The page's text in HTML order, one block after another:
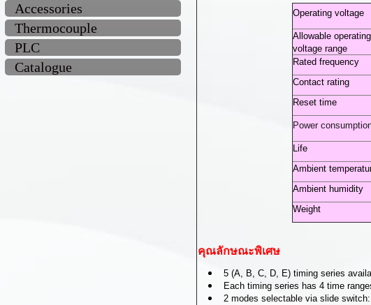
Accessories
Thermocouple
PLC
Catalogue
Operating voltage
Allowable operating
voltage range
Rated frequency
Contact rating
Reset time
Power
Life
Ambient
Ambient humidity
Weight
คุณลักษณะพิเศษ
5 (A, B, C, D, E) timing series
Each timing series has 4 time
2 modes selectable via slide